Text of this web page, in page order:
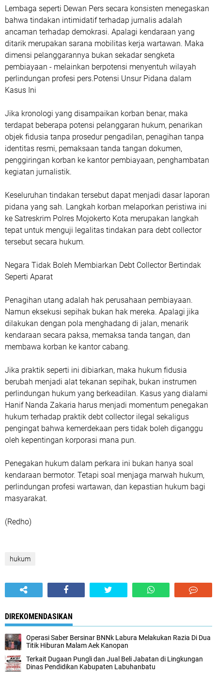
Lembaga seperti Dewan Pers secara konsisten menegaskan
bahwa tindakan intimidatif terhadap jurnalis adalah
ancaman terhadap demokrasi. Apalagi kendaraan yang
ditarik merupakan sarana mobilitas kerja wartawan. Maka
dimensi pelanggarannya bukan sekadar sengketa
pembiayaan - melainkan berpotensi menyentuh wilayah
perlindungan profesi pers.Potensi Unsur Pidana dalam
Kasus Ini
Jika kronologi yang disampaikan korban benar, maka
terdapat beberapa potensi pelanggaran hukum, penarikan
objek fidusia tanpa prosedur pengadilan, penagihan tanpa
identitas resmi, pemaksaan tanda tangan dokumen,
penggiringan korban ke kantor pembiayaan, penghambatan
kegiatan jurnalistik.
Keseluruhan tindakan tersebut dapat menjadi dasar laporan
pidana yang sah. Langkah korban melaporkan peristiwa ini
ke Satreskrim Polres Mojokerto Kota merupakan langkah
tepat untuk menguji legalitas tindakan para debt collector
tersebut secara hukum.
Negara Tidak Boleh Membiarkan Debt Collector Bertindak
Seperti Aparat
Penagihan utang adalah hak perusahaan pembiayaan.
Namun eksekusi sepihak bukan hak mereka. Apalagi jika
dilakukan dengan pola menghadang di jalan, menarik
kendaraan secara paksa, memaksa tanda tangan, dan
membawa korban ke kantor cabang.
Jika praktik seperti ini dibiarkan, maka hukum fidusia
berubah menjadi alat tekanan sepihak, bukan instrumen
perlindungan hukum yang berkeadilan. Kasus yang dialami
Hanif Nanda Zakaria harus menjadi momentum penegakan
hukum terhadap praktik debt collector ilegal sekaligus
pengingat bahwa kemerdekaan pers tidak boleh diganggu
oleh kepentingan korporasi mana pun.
Penegakan hukum dalam perkara ini bukan hanya soal
kendaraan bermotor. Tetapi soal menjaga marwah hukum,
perlindungan profesi wartawan, dan kepastian hukum bagi
masyarakat.
(Redho)
hukum
DIREKOMENDASIKAN
Operasi Saber Bersinar BNNk Labura Melakukan Razia Di Dua
Titik Hiburan Malam Aek Kanopan
Terkait Dugaan Pungli dan Jual Beli Jabatan di Lingkungan
Dinas Pendidikan Kabupaten Labuhanbatu